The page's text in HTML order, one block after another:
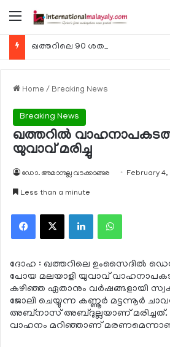
Menu
Home / Breaking News
Breaking News
ഖത്തറില്‍
യുവാവ് മരിച്ചു
ഡോ. അമാനുല്ല വടക്കാങ്ങര February 4,
Less than a minute
Facebook
X LinkedInWhatsApp
ദോഹ : ഖത്തറിലെ ഉംസൈദില്‍
പോയ മലയാളി യുവാവ്
കഴിഞ്ഞ ഏതാനും വര്‍ഷങ്ങളായി
ജോലി ചെയ്യുന്ന കണ്ണൂര്‍ മട്ടന്നൂര്‍
അബ്നാസ് അബ്ദുല്ലയാണ് മരിച്ചത്.
വാഹനം മറിഞ്ഞാണ് മരണമെന്നാണ്